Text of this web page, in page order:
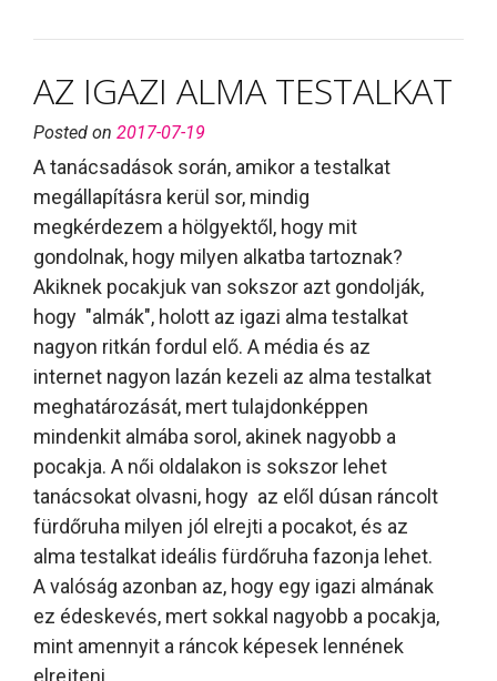
AZ IGAZI ALMA TESTALKAT
Posted on 2017-07-19
A tanácsadások során, amikor a testalkat
megállapításra kerül sor, mindig
megkérdezem a hölgyektől, hogy mit
gondolnak, hogy milyen alkatba tartoznak?
Akiknek pocakjuk van sokszor azt gondolják,
hogy "almák", holott az igazi alma testalkat
nagyon ritkán fordul elő. A média és az
internet nagyon lazán kezeli az alma testalkat
meghatározását, mert tulajdonképpen
mindenkit almába sorol, akinek nagyobb a
pocakja. A női oldalakon is sokszor lehet
tanácsokat olvasni, hogy az elől dúsan ráncolt
fürdőruha milyen jól elrejti a pocakot, és az
alma testalkat ideális fürdőruha fazonja lehet.
A valóság azonban az, hogy egy igazi almának
ez édeskevés, mert sokkal nagyobb a pocakja,
mint amennyit a ráncok képesek lennének